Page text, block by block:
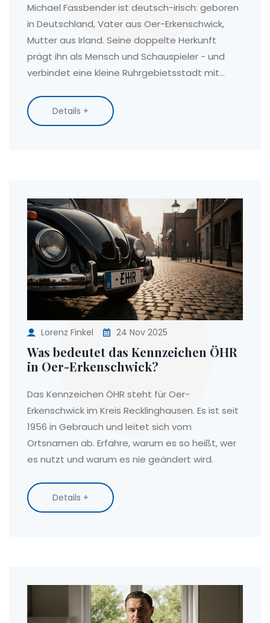
Michael Fassbender ist deutsch-irisch: geboren
in Deutschland, Vater aus Oer-Erkenschwick,
Mutter aus Irland. Seine doppelte Herkunft
prägt ihn als Mensch und Schauspieler - und
verbindet eine kleine Ruhrgebietsstadt mit
Details +
Lorenz Finkel 24 Nov 2025
Was bedeutet das Kennzeichen ÖHR
in Oer-Erkenschwick?
Das Kennzeichen ÖHR steht für Oer-
Erkenschwick im Kreis Recklinghausen. Es ist seit
1956 in Gebrauch und leitet sich vom
Ortsnamen ab. Erfahre, warum es so heißt, wer
es nutzt und warum es nie geändert wird.
Details +